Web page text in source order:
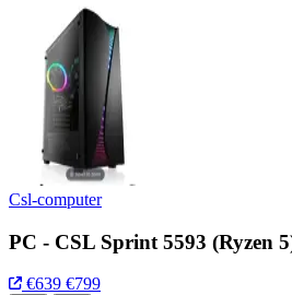
Csl-computer
PC - CSL Sprint 5593 (Ryzen
€639 €799